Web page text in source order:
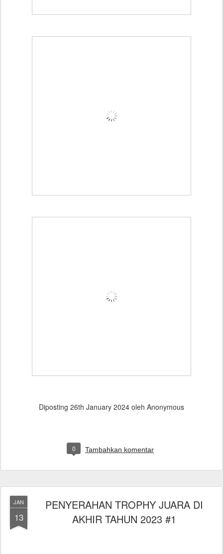
Diposting 26th January 2024 oleh Anonymous
0 Tambahkan komentar
JAN
13
PENYERAHAN TROPHY JUARA DI
AKHIR TAHUN 2023 #1